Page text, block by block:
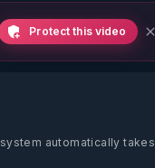
Protect this video
automatically takes